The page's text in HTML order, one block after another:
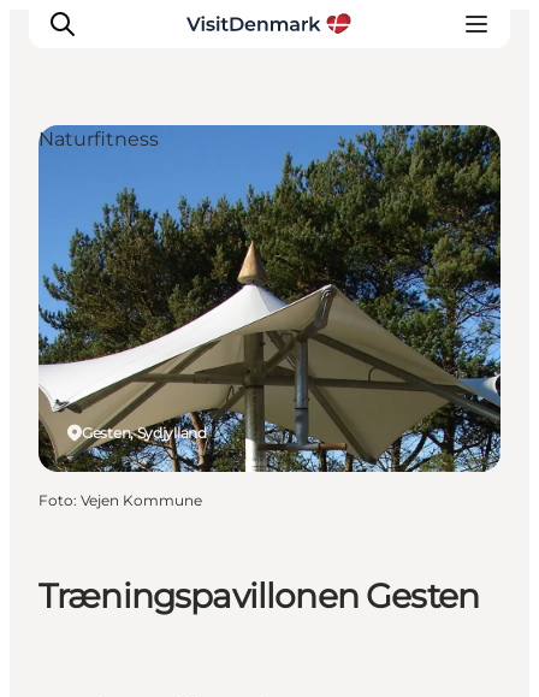
Inspiration
Destinationer
Oplevelser
Overnatning
Planlæg ferien
Træningspavillonen Gesten
Gesten, Sydjylland
Naturfitness
Foto: Vejen Kommune